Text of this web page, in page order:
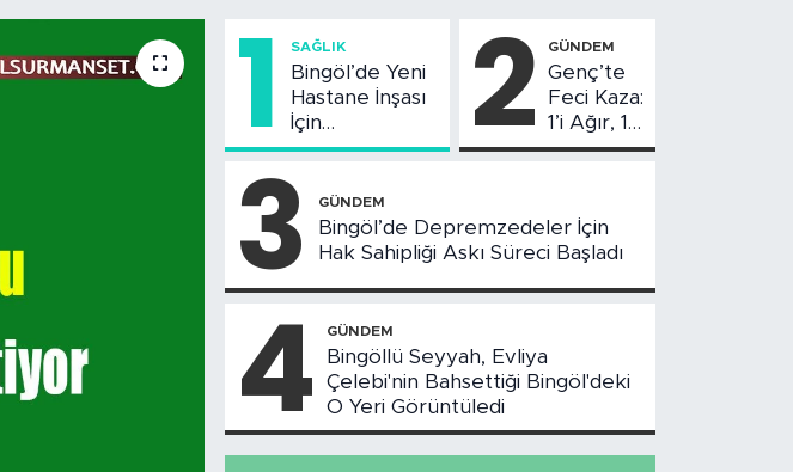
1 SAĞLIK
Bingöl’de Yeni
Hastane İnşası
İçin
Değerlendirme
Yapıldı
2 GÜNDEM
Genç’te
Feci Kaza:
1’i Ağır, 10
Yaralı
3 GÜNDEM
Bingöl’de Depremzedeler İçin
Hak Sahipliği Askı Süreci Başladı
4 GÜNDEM
Bingöllü Seyyah, Evliya
Çelebi'nin Bahsettiği Bingöl'deki
O Yeri Görüntüledi